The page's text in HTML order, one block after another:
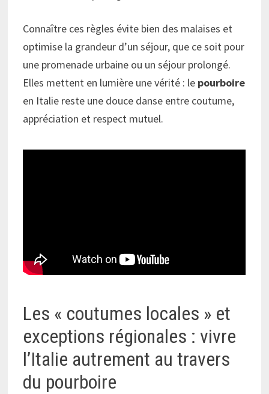
Connaître ces règles évite bien des malaises et
optimise la grandeur d’un séjour, que ce soit pour
une promenade urbaine ou un séjour prolongé.
Elles mettent en lumière une vérité : le pourboire
en Italie reste une douce danse entre coutume,
appréciation et respect mutuel.
Les « coutumes locales » et
exceptions régionales : vivre
l’Italie autrement au travers
du pourboire